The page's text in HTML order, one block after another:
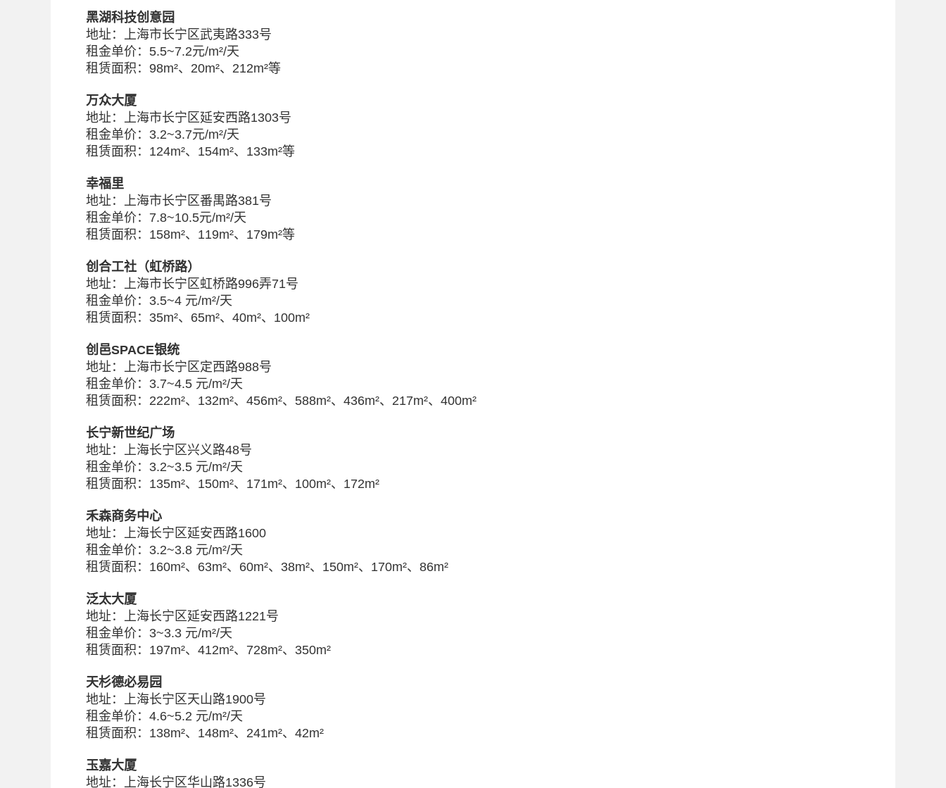
黑湖科技创意园
地址：上海市长宁区武夷路333号
租金单价：5.5~7.2元/m²/天
租赁面积：98m²、20m²、212m²等
万众大厦
地址：上海市长宁区延安西路1303号
租金单价：3.2~3.7元/m²/天
租赁面积：124m²、154m²、133m²等
幸福里
地址：上海市长宁区番禺路381号
租金单价：7.8~10.5元/m²/天
租赁面积：158m²、119m²、179m²等
创合工社（虹桥路）
地址：上海市长宁区虹桥路996弄71号
租金单价：3.5~4 元/m²/天
租赁面积：35m²、65m²、40m²、100m²
创邑SPACE银统
地址：上海市长宁区定西路988号
租金单价：3.7~4.5 元/m²/天
租赁面积：222m²、132m²、456m²、588m²、436m²、217m²、400m²
长宁新世纪广场
地址：上海长宁区兴义路48号
租金单价：3.2~3.5 元/m²/天
租赁面积：135m²、150m²、171m²、100m²、172m²
禾森商务中心
地址：上海长宁区延安西路1600
租金单价：3.2~3.8 元/m²/天
租赁面积：160m²、63m²、60m²、38m²、150m²、170m²、86m²
泛太大厦
地址：上海长宁区延安西路1221号
租金单价：3~3.3 元/m²/天
租赁面积：197m²、412m²、728m²、350m²
天杉德必易园
地址：上海长宁区天山路1900号
租金单价：4.6~5.2 元/m²/天
租赁面积：138m²、148m²、241m²、42m²
玉嘉大厦
地址：上海长宁区华山路1336号